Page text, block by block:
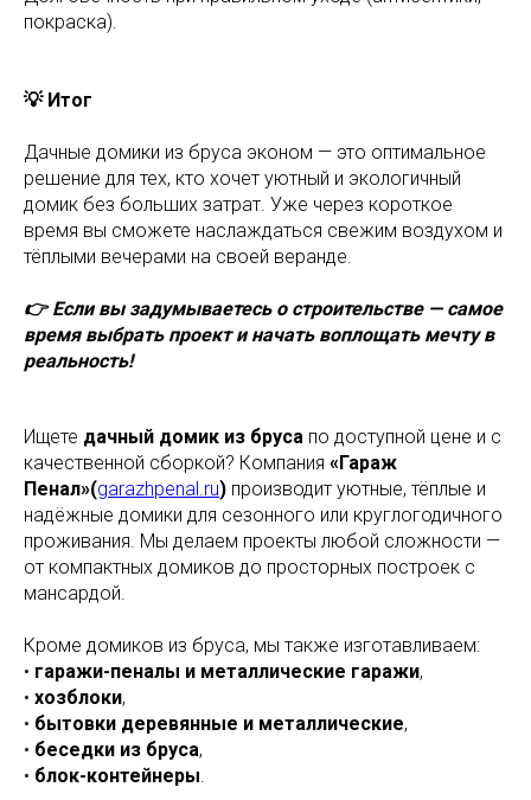
покраска).
💡 Итог
Дачные домики из бруса эконом — это оптимальное
решение для тех, кто хочет уютный и экологичный
домик без больших затрат. Уже через короткое
время вы сможете наслаждаться свежим воздухом и
тёплыми вечерами на своей веранде.
👉 Если вы задумываетесь о строительстве — самое
время выбрать проект и начать воплощать мечту в
реальность!
Ищете дачный домик из бруса по доступной цене и с
качественной сборкой? Компания «Гараж
Пенал»(garazhpenal.ru) производит уютные, тёплые и
надёжные домики для сезонного или круглогодичного
проживания. Мы делаем проекты любой сложности —
от компактных домиков до просторных построек с
мансардой.
Кроме домиков из бруса, мы также изготавливаем:
• гаражи-пеналы и металлические гаражи,
• хозблоки,
• бытовки деревянные и металлические,
• беседки из бруса,
• блок-контейнеры